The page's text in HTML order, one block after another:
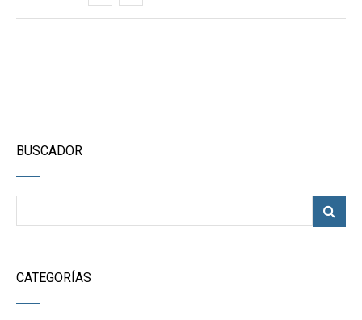
BUSCADOR
CATEGORÍAS